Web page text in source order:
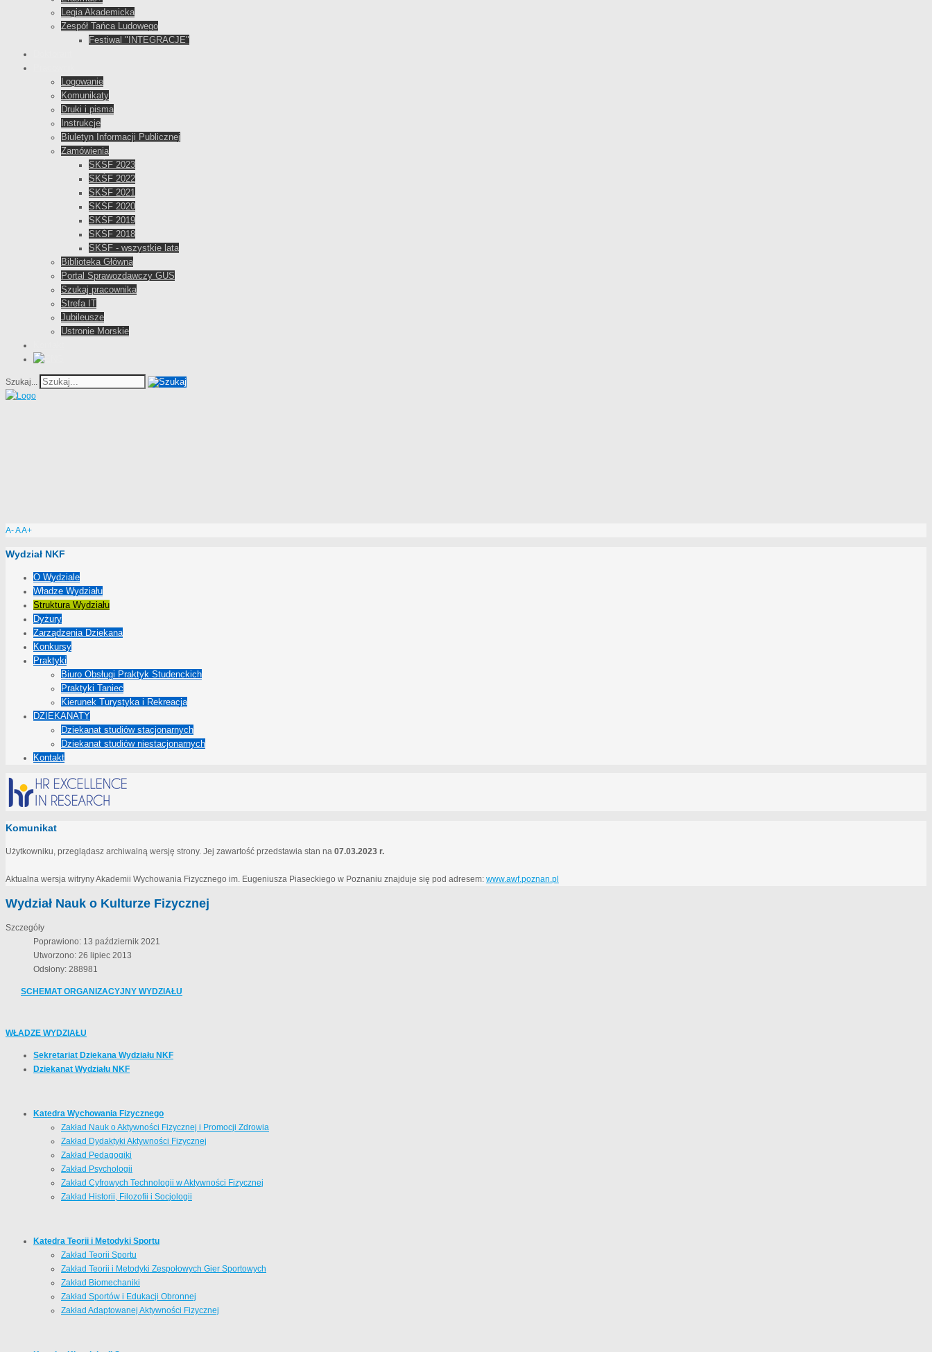
Legia Akademicka
Zespół Tańca Ludowego
Festiwal "INTEGRACJE"
Logowanie
Komunikaty
Druki i pisma
Instrukcje
Biuletyn Informacji Publicznej
Zamówienia
SKŚF 2023
SKŚF 2022
SKŚF 2021
SKŚF 2020
SKŚF 2019
SKŚF 2018
SKŚF - wszystkie lata
Biblioteka Główna
Portal Sprawozdawczy GUS
Szukaj pracownika
Strefa IT
Jubileusze
Ustronie Morskie
Szukaj...
A-AA+
Wydział NKF
O Wydziale
Władze Wydziału
Struktura Wydziału
Dyżury
Zarządzenia Dziekana
Konkursy
Praktyki
Biuro Obsługi Praktyk Studenckich
Praktyki Taniec
Kierunek Turystyka i Rekreacja
DZIEKANATY
Dziekanat studiów stacjonarnych
Dziekanat studiów niestacjonarnych
Kontakt
Komunikat
Użytkowniku, przeglądasz archiwalną wersję strony. Jej zawartość przedstawia stan na 07.03.2023 r.
Aktualna wersja witryny Akademii Wychowania Fizycznego im. Eugeniusza Piaseckiego w Poznaniu znajduje się pod adresem: www.awf.poznan.pl
Wydział Nauk o Kulturze Fizycznej
Szczegóły
Poprawiono: 13 październik 2021
Utworzono: 26 lipiec 2013
Odsłony: 288981
SCHEMAT ORGANIZACYJNY WYDZIAŁU
WŁADZE WYDZIAŁU
Sekretariat Dziekana Wydziału NKF
Dziekanat Wydziału NKF
Katedra Wychowania Fizycznego
Zakład Nauk o Aktywności Fizycznej i Promocji Zdrowia
Zakład Dydaktyki Aktywności Fizycznej
Zakład Pedagogiki
Zakład Psychologii
Zakład Cyfrowych Technologii w Aktywności Fizycznej
Zakład Historii, Filozofii i Socjologii
Katedra Teorii i Metodyki Sportu
Zakład Teorii Sportu
Zakład Teorii i Metodyki Zespołowych Gier Sportowych
Zakład Biomechaniki
Zakład Sportów i Edukacji Obronnej
Zakład Adaptowanej Aktywności Fizycznej